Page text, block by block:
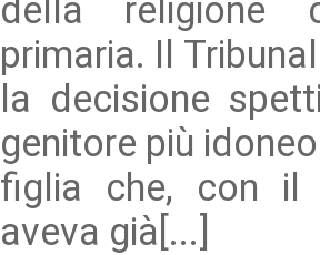
della religione
primaria. Il
la decisione
genitore più
figlia che, con il
aveva già[...]